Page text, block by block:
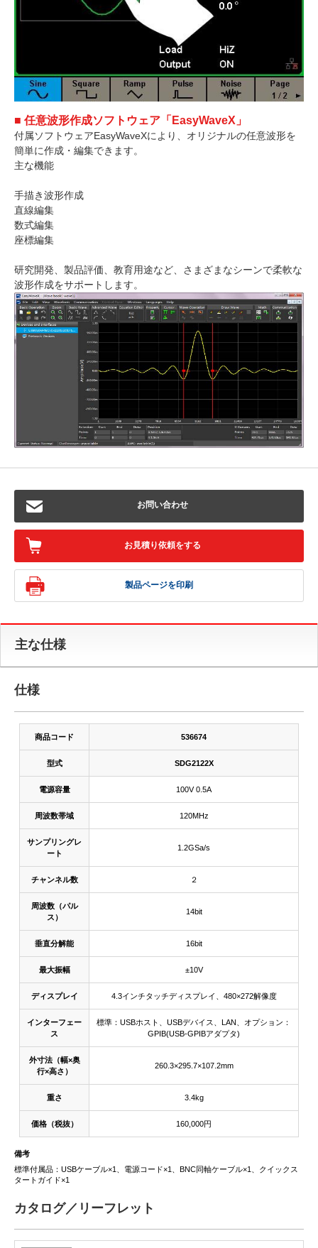
■ 任意波形作成ソフトウェア「EasyWaveX」
付属ソフトウェアEasyWaveXにより、オリジナルの任意波形を
簡単に作成・編集できます。
主な機能
手描き波形作成
直線編集
数式編集
座標編集
研究開発、製品評価、教育用途など、さまざまなシーンで柔軟な
波形作成をサポートします。
お問い合わせ
お見積り依頼をする
製品ページを印刷
主な仕様
仕様
商品コード 536674
型式 SDG2122X
電源容量 100V 0.5A
周波数帯域 120MHz
サンプリングレ
ート
1.2GSa/s
チャンネル数 ２
周波数（パル
ス）
14bit
垂直分解能 16bit
最大振幅 ±10V
ディスプレイ 4.3インチタッチディスプレイ、480×272解像度
インターフェー
ス
標準：USBホスト、USBデバイス、LAN、オプション：
GPIB(USB-GPIBアダプタ)
外寸法（幅×奥
行×高さ）
260.3×295.7×107.2mm
重さ 3.4kg
価格（税抜） 160,000円
備考
標準付属品：USBケーブル×1、電源コード×1、BNC同軸ケーブル×1、クイックス
タートガイド×1
カタログ／リーフレット